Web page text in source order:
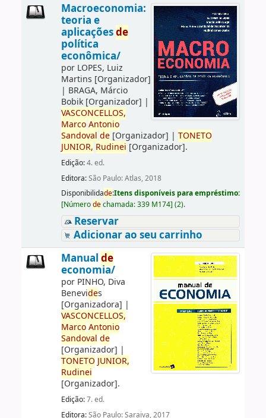
Macroeconomia:
teoria e
aplicaçõesde
política
econômica/
por LOPES, Luiz
Martins [Organizador]
| BRAGA, Márcio
Bobik[Organizador] |
VASCONCELLOS,
Marco Antonio
Sandoval de[Organizador] | TONETO
JUNIOR, Rudinei [Organizador].
Edição:4. ed.
Editora:São Paulo: Atlas, 2018
Disponibilidade:Itens disponíveis para empréstimo:
[Númerodechamada:339 M174] (2).
Reservar
Adicionar ao seu carrinho
Manual de
economia/
por PINHO, Diva
Benevides
[Organizadora] |
VASCONCELLOS,
Marco Antonio
Sandoval de
[Organizador] |
TONETO JUNIOR,
Rudinei
[Organizador].
Edição:7. ed.
Editora:São Paulo: Saraiva, 2017